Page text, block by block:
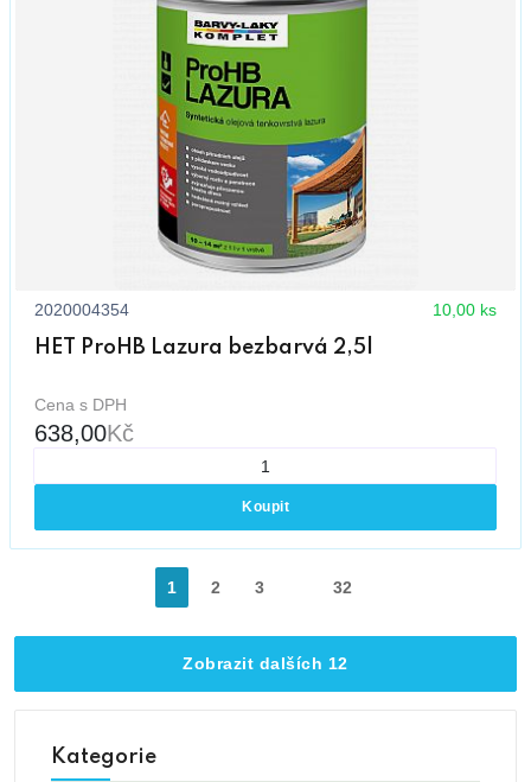
2020004354 10,00 ks
HET ProHB Lazura bezbarvá 2,5l
Cena s DPH
638,00Kč
Koupit
1 2 3 32
Zobrazit dalších 12
Kategorie